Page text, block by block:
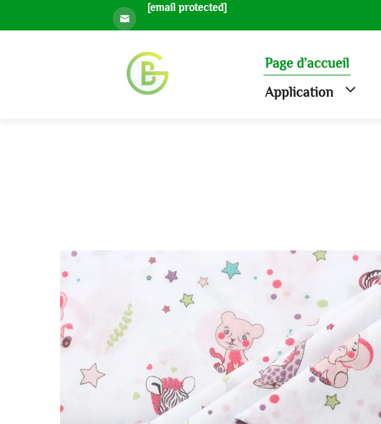
[email protected]
Page d’accueil
Application